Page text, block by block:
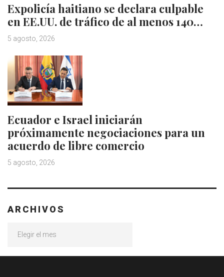
Expolicía haitiano se declara culpable
en EE.UU. de tráfico de al menos 140…
5 agosto, 2026
Ecuador e Israel iniciarán
próximamente negociaciones para un
acuerdo de libre comercio
5 agosto, 2026
ARCHIVOS